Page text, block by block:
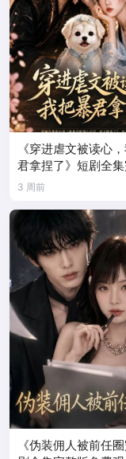
《穿进虐文被读心
君拿捏了》短剧全集
免费观看
3 周前
《伪装佣人被前任